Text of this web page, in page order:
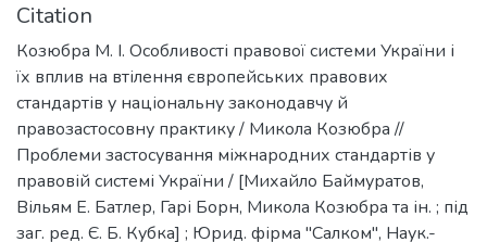
Citation
Козюбра М. І. Особливості правової системи України і
їх вплив на втілення європейських правових
стандартів у національну законодавчу й
правозастосовну практику / Микола Козюбра //
Проблеми застосування міжнародних стандартів у
правовій системі України / [Михайло Баймуратов,
Вільям Е. Батлер, Гарі Борн, Микола Козюбра та ін. ; під
заг. ред. Є. Б. Кубка] ; Юрид. фірма "Салком", Наук.-